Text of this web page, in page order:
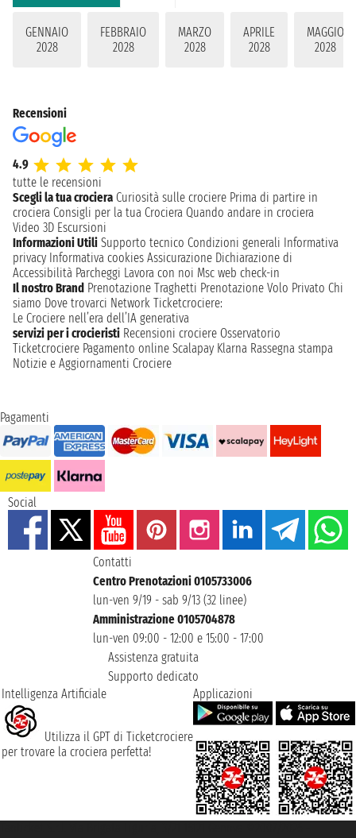
GENNAIO
2028
FEBBRAIO
2028
MARZO
2028
APRILE
2028
MAGGIO
2028
Recensioni
4.9
tutte le recensioni
Scegli la tua crociera Curiosità sulle crociere Prima di partire in
crociera Consigli per la tua Crociera Quando andare in crociera
Video 3D Escursioni
Informazioni Utili Supporto tecnico Condizioni generali Informativa
privacy Informativa cookies Assicurazione Dichiarazione di
Accessibilità Parcheggi Lavora con noi Msc web check-in
Il nostro Brand Prenotazione Traghetti Prenotazione Volo Privato Chi
siamo Dove trovarci Network Ticketcrociere:
Le Crociere nell’era dell’IA generativa
servizi per i crocieristi Recensioni crociere Osservatorio
Ticketcrociere Pagamento online Scalapay Klarna Rassegna stampa
Notizie e Aggiornamenti Crociere
Pagamenti
Social
Contatti
Centro Prenotazioni 0105733006
lun-ven 9/19 - sab 9/13 (32 linee)
Amministrazione 0105704878
lun-ven 09:00 - 12:00 e 15:00 - 17:00
Assistenza gratuita
Supporto dedicato
Intelligenza Artificiale
Utilizza il GPT di Ticketcrociere
per trovare la crociera perfetta!
Applicazioni